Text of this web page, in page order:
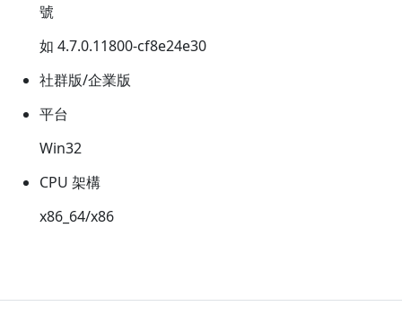
號
如 4.7.0.11800-cf8e24e30
社群版/企業版
平台
Win32
CPU 架構
x86_64/x86